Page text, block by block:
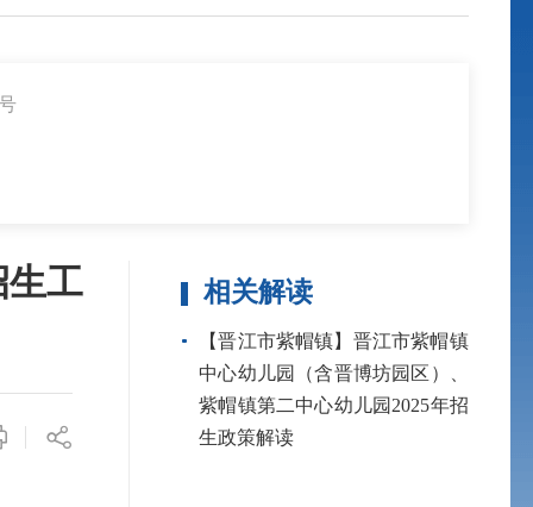
生工 相关解读
【晋江市紫帽镇】晋江市紫帽镇
中心幼儿园（含晋博坊园区）、
紫帽镇第二中心幼儿园2025年招
生政策解读